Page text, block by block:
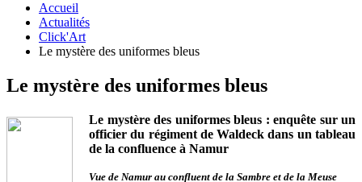
Accueil
Actualités
Click'Art
Le mystère des uniformes bleus
Le mystère des uniformes bleus
Le mystère des uniformes bleus : enquête sur un
officier du régiment de Waldeck dans un tableau
de la confluence à Namur
Vue de Namur au confluent de la Sambre et de la Meuse